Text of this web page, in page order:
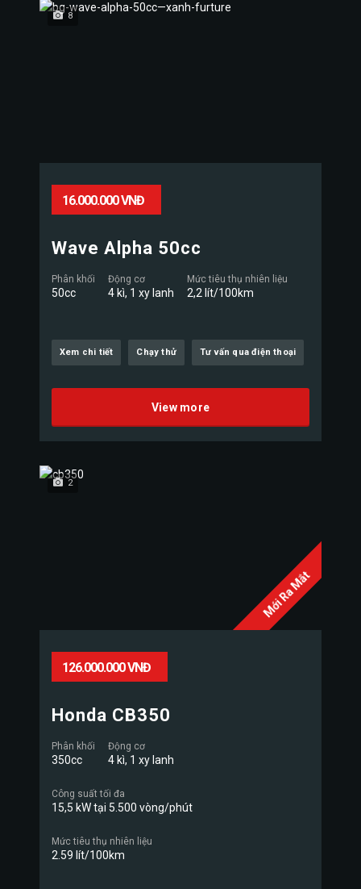
8
16.000.000 VNĐ
Wave Alpha 50cc
Phân khối
50cc
Động cơ
4 kì, 1 xy lanh
Mức tiêu thụ nhiên liệu
2,2 lít/100km
Xem chi tiết Chạy thử Tư vấn qua điện thoại
View more
Mới Ra Mắt
2
126.000.000 VNĐ
Honda CB350
Phân khối
350cc
Động cơ
4 kì, 1 xy lanh
Công suất tối đa
15,5 kW tại 5.500 vòng/phút
Mức tiêu thụ nhiên liệu
2.59 lít/100km